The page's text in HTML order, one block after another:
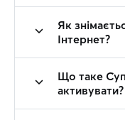
Як
Інтернет?
Що таке
активувати?